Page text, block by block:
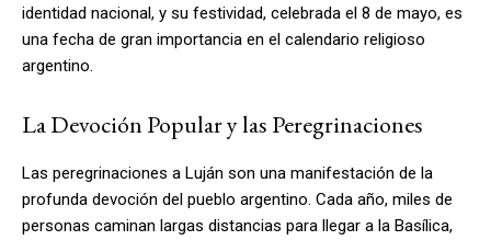
identidad nacional, y su festividad, celebrada el 8 de mayo, es
una fecha de gran importancia en el calendario religioso
argentino.
La Devoción Popular y las Peregrinaciones
Las peregrinaciones a Luján son una manifestación de la
profunda devoción del pueblo argentino. Cada año, miles de
personas caminan largas distancias para llegar a la Basílica,